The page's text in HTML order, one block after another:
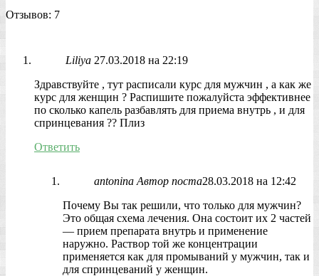
Отзывов: 7
Liliya 27.03.2018 на 22:19
Здравствуйте , тут расписали курс для мужчин , а как же
курс для женщин ? Распишите пожалуйста эффективнее
по сколько капель разбавлять для приема внутрь , и для
спринцевания ?? Плиз
Ответить
antonina Автор поста28.03.2018 на 12:42
Почему Вы так решили, что только для мужчин?
Это общая схема лечения. Она состоит их 2 частей
— прием препарата внутрь и применение
наружно. Раствор той же концентрации
применяется как для промываний у мужчин, так и
для спринцеваний у женщин.